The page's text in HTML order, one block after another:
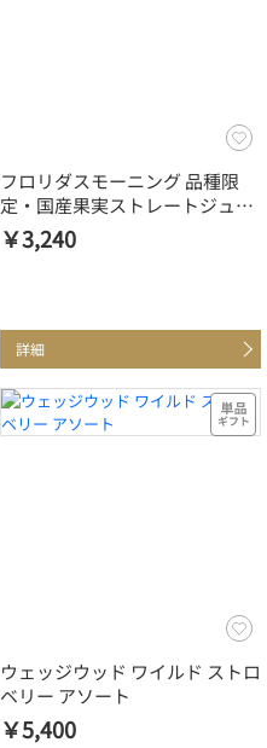
フロリダスモーニング 品種限
定・国産果実ストレートジュー
ス（3本）
￥3,240
詳細
ウェッジウッド ワイルド ストロ
ベリー アソート
￥5,400